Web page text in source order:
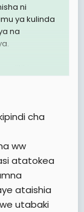
ni
ya kulinda
na
viitikio vya
habari
mtu
niaba ya
eti "Siasa
pindi
utekaji
siasa
cha
ww
atatokea
ataishia
utabaki